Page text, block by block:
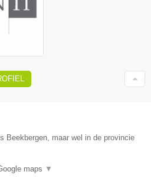
Beekbergen, maar wel in de provincie
maps ▼